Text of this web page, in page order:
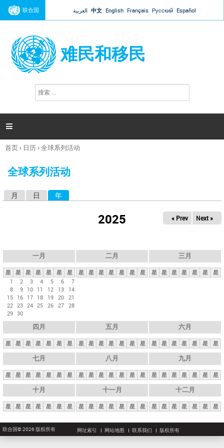
Jump to navigation
联合国 العربية 中文 English Français Русский Español
难民和移民
搜
索

你
这
首页› 日历›全球系列活动
全球系列活动
月 日 年
2025 « Prev Next »
一月
星 星 星 星 星 星
星
1
2 3 4 5 6
7
8
9 10 11 12 13
14
15 16 17 18 19 20 21
22 23 24 25 26 27 28
29 30
二月
星 星 星 星 星 星 星
三月
星 星 星 星 星 星 星
四月
星 星 星 星 星 星 星
五月
星 星 星 星 星 星 星
六月
星 星 星 星 星 星 星
七月
星 星 星 星 星 星 星
八月
星 星 星 星 星 星 星
九月
星 星 星 星 星 星 星
十月
星 星 星 星 星 星 星
十一月
星 星 星 星 星 星 星
十二月
星 星 星 星 星 星 星
联合国© 2026 版权所有 网址索引 网站地图 联系我们 版权所有